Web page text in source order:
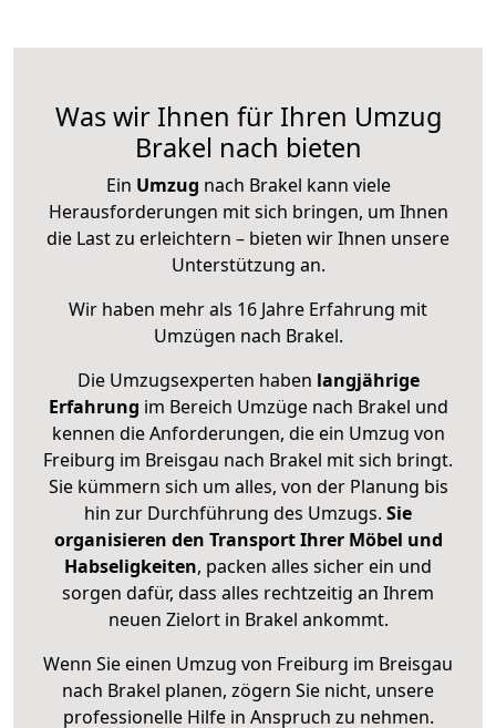
Was wir Ihnen für Ihren Umzug
Brakel nach bieten
Ein Umzug nach Brakel kann viele
Herausforderungen mit sich bringen, um Ihnen
die Last zu erleichtern – bieten wir Ihnen unsere
Unterstützung an.
Wir haben mehr als 16 Jahre Erfahrung mit
Umzügen nach Brakel.
Die Umzugsexperten haben langjährige
Erfahrung im Bereich Umzüge nach Brakel und
kennen die Anforderungen, die ein Umzug von
Freiburg im Breisgau nach Brakel mit sich bringt.
Sie kümmern sich um alles, von der Planung bis
hin zur Durchführung des Umzugs. Sie
organisieren den Transport Ihrer Möbel und
Habseligkeiten, packen alles sicher ein und
sorgen dafür, dass alles rechtzeitig an Ihrem
neuen Zielort in Brakel ankommt.
Wenn Sie einen Umzug von Freiburg im Breisgau
nach Brakel planen, zögern Sie nicht, unsere
professionelle Hilfe in Anspruch zu nehmen.